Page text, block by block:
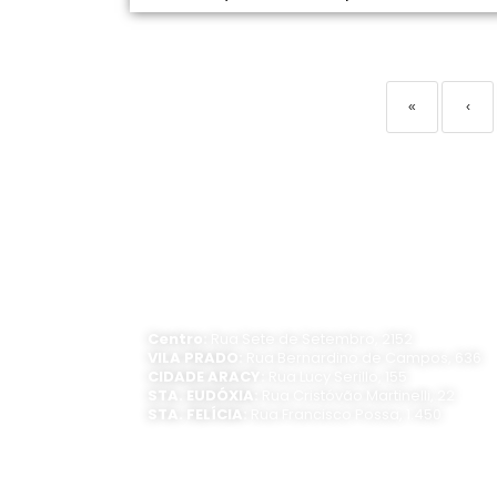
« ‹
VILA PRADO:
CIDADE ARACY:
STA. EUDÓXIA:
STA. FELÍCIA: